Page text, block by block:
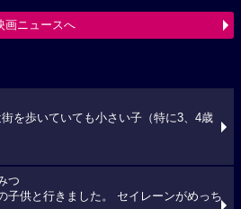
画ニュースへ
を歩いていても小さい子（特に3、4歳
つ
子供と行きました。 セイレーンがめっち